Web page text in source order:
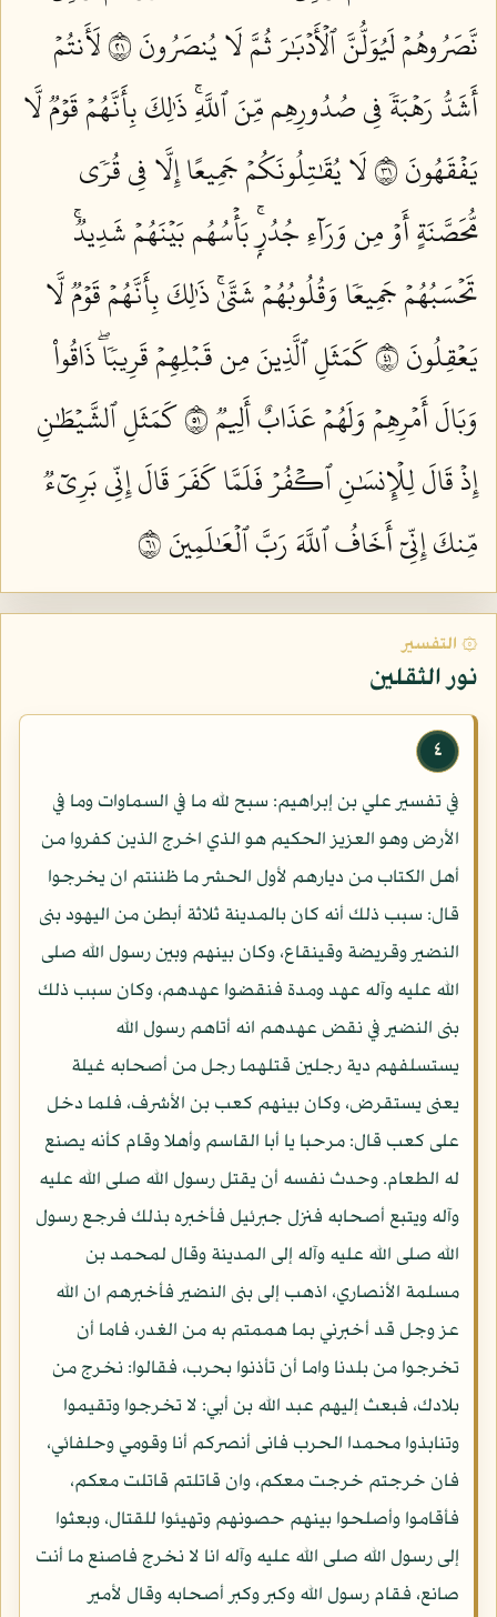
نَّصَرُوهُمۡ لَيُوَلُّنَّ ٱلۡأَدۡبَٰرَ ثُمَّ لَا يُنصَرُونَ ١٢
لَأَنتُمۡ
أَشَدُّ رَهۡبَةٗ فِي صُدُورِهِم مِّنَ ٱللَّهِۚ ذَٰلِكَ بِأَنَّهُمۡ قَوۡمٞ لَّا
يَفۡقَهُونَ ١٣
لَا يُقَٰتِلُونَكُمۡ جَمِيعًا إِلَّا فِي قُرٗى
مُّحَصَّنَةٍ أَوۡ مِن وَرَآءِ جُدُرِۭۚ بَأۡسُهُم بَيۡنَهُمۡ شَدِيدٞۚ
تَحۡسَبُهُمۡ جَمِيعٗا وَقُلُوبُهُمۡ شَتَّىٰۚ ذَٰلِكَ بِأَنَّهُمۡ قَوۡمٞ لَّا
يَعۡقِلُونَ ١٤
كَمَثَلِ ٱلَّذِينَ مِن قَبۡلِهِمۡ قَرِيبٗاۖ ذَاقُواْ
وَبَالَ أَمۡرِهِمۡ وَلَهُمۡ عَذَابٌ أَلِيمٞ ١٥
كَمَثَلِ ٱلشَّيۡطَٰنِ
إِذۡ قَالَ لِلۡإِنسَٰنِ ٱكۡفُرۡ فَلَمَّا كَفَرَ قَالَ إِنِّي بَرِيٓءٞ
مِّنكَ إِنِّيٓ أَخَافُ ٱللَّهَ رَبَّ ٱلۡعَٰلَمِينَ ١٦
۞ التفسير
نور الثقلين
٤
في تفسير علي بن إبراهيم: سبح لله ما في السماوات وما في
الأرض وهو العزيز الحكيم هو الذي اخرج الذين كفروا من
أهل الكتاب من ديارهم لأول الحشر ما ظننتم ان يخرجوا
قال: سبب ذلك أنه كان بالمدينة ثلاثة أبطن من اليهود بنى
النضير وقريضة وقينقاع، وكان بينهم وبين رسول الله صلى
الله عليه وآله عهد ومدة فنقضوا عهدهم، وكان سبب ذلك
بنى النضير في نقض عهدهم انه أتاهم رسول الله
يستسلفهم دية رجلين قتلهما رجل من أصحابه غيلة
يعنى يستقرض، وكان بينهم كعب بن الأشرف، فلما دخل
على كعب قال: مرحبا يا أبا القاسم وأهلا وقام كأنه يصنع
له الطعام. وحدث نفسه أن يقتل رسول الله صلى الله عليه
وآله ويتبع أصحابه فنزل جبرئيل فأخبره بذلك فرجع رسول
الله صلى الله عليه وآله إلى المدينة وقال لمحمد بن
مسلمة الأنصاري، اذهب إلى بنى النضير فأخبرهم ان الله
عز وجل قد أخبرني بما هممتم به من الغدر، فاما أن
تخرجوا من بلدنا واما أن تأذنوا بحرب، فقالوا: نخرج من
بلادك، فبعث إليهم عبد الله بن أبي: لا تخرجوا وتقيموا
وتنابذوا محمدا الحرب فانى أنصركم أنا وقومي وحلفائي،
فان خرجتم خرجت معكم، وان قاتلتم قاتلت معكم،
فأقاموا وأصلحوا بينهم حصونهم وتهيئوا للقتال، وبعثوا
إلى رسول الله صلى الله عليه وآله انا لا نخرج فاصنع ما أنت
صانع، فقام رسول الله وكبر وكبر أصحابه وقال لأمير